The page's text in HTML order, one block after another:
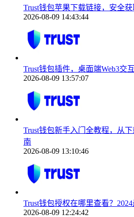
Trust钱包苹果下载链接，安全
2026-08-09 14:43:44
Trust钱包插件，桌面端Web3交
2026-08-09 13:57:07
Trust钱包新手入门全教程，从
南
2026-08-09 13:10:46
Trust钱包授权在哪里查看？
2026-08-09 12:24:42